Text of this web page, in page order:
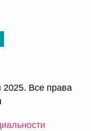
2025. Все права